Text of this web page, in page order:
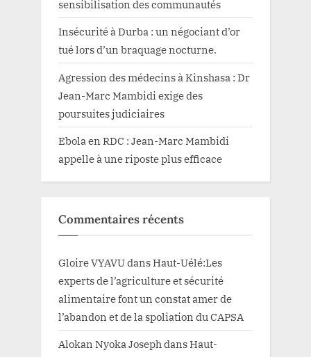
sensibilisation des communautés
Insécurité à Durba : un négociant d’or
tué lors d’un braquage nocturne.
Agression des médecins à Kinshasa : Dr
Jean-Marc Mambidi exige des
poursuites judiciaires
Ebola en RDC : Jean-Marc Mambidi
appelle à une riposte plus efficace
Commentaires récents
Gloire VYAVUdansHaut-Uélé:Les
experts de l’agriculture et sécurité
alimentaire font un constat amer de
l’abandon et de la spoliation du CAPSA
Alokan Nyoka JosephdansHaut-